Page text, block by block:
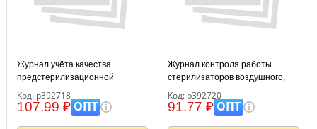
Журнал учёта качества
предстерилизационной
стр.
Код: р392718
107.99 ₽ОПТ
Журнал контроля работы
стерилизаторов воздушного,
257/у) 24 стр., блок писчая
Код: р392720
91.77 ₽ОПТ